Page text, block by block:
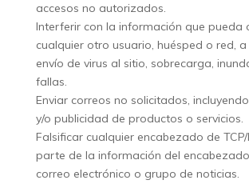
accesos no autorizados.
Interferir con la información que pueda
cualquier otro usuario, huésped o red,
envío de virus al sitio, sobrecarga,
fallas.
Enviar correos no solicitados,
y/o publicidad de productos o servicios.
Falsificar cualquier encabezado de
parte de la información del
correo electrónico o grupo de noticias.